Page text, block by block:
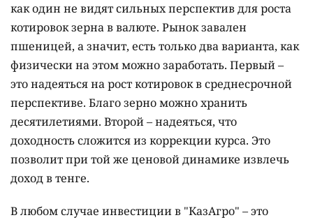
как один не видят сильных перспектив для роста
котировок зерна в валюте. Рынок завален
пшеницей, а значит, есть только два варианта, как
физически на этом можно заработать. Первый –
это надеяться на рост котировок в среднесрочной
перспективе. Благо зерно можно хранить
десятилетиями. Второй – надеяться, что
доходность сложится из коррекции курса. Это
позволит при той же ценовой динамике извлечь
доход в тенге.
В любом случае инвестиции в "КазАгро" – это